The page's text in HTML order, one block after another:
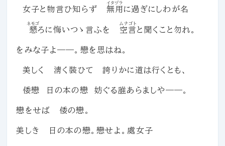
女子と物言ひ知らず 無用
イタヅラ
に過ぎにしわが名
懇
ネモゴ
ろに悔いつゝ言ふを 空言
ムナゴト
と聞くこと勿れ。
をみな子よ――。戀を思はね。
美しく 淸く裝ひて 誇りかに道は行くとも、
倭戀 日の本の戀 妨ぐる誰あらましや――。
戀をせば 倭の戀。
美しき 日の本の戀。戀せよ。處女子